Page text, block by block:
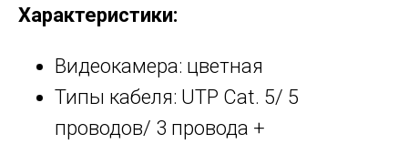
Характеристики:
Видеокамера: цветная
Типы кабеля: UTP Cat. 5/ 5
проводов/ 3 провода +